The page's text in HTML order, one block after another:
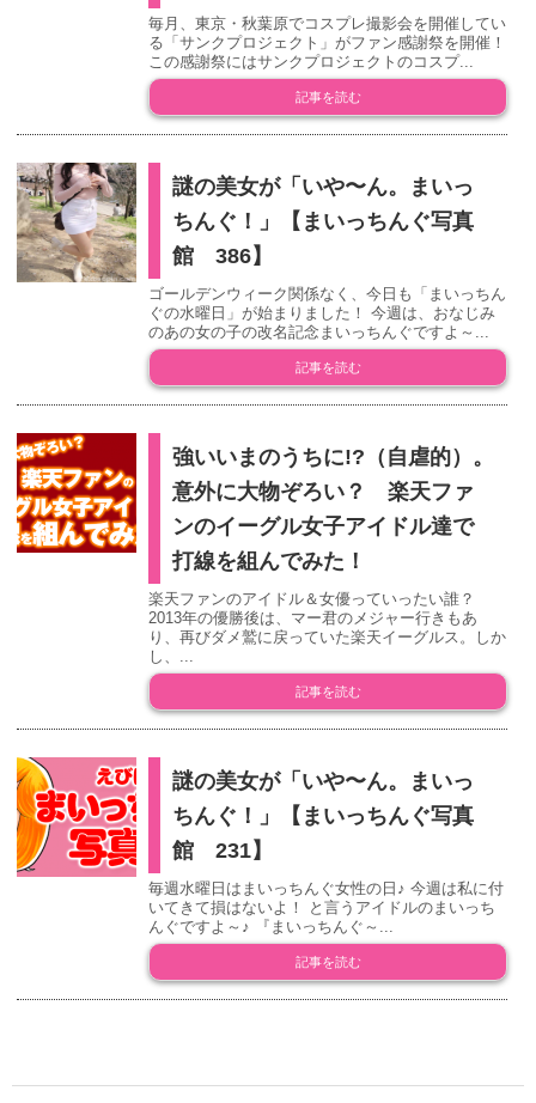
毎月、東京・秋葉原でコスプレ撮影会を開催してい
る「サンクプロジェクト」がファン感謝祭を開催！
この感謝祭にはサンクプロジェクトのコスプ...
記事を読む
謎の美女が「いや〜ん。まいっ
ちんぐ！」【まいっちんぐ写真
館 386】
ゴールデンウィーク関係なく、今日も「まいっちん
ぐの水曜日」が始まりました！ 今週は、おなじみ
のあの女の子の改名記念まいっちんぐですよ～...
記事を読む
強いいまのうちに!?（自虐的）。
意外に大物ぞろい？ 楽天ファ
ンのイーグル女子アイドル達で
打線を組んでみた！
楽天ファンのアイドル＆女優っていったい誰？
2013年の優勝後は、マー君のメジャー行きもあ
り、再びダメ鷲に戻っていた楽天イーグルス。しか
し、...
記事を読む
謎の美女が「いや〜ん。まいっ
ちんぐ！」【まいっちんぐ写真
館 231】
毎週水曜日はまいっちんぐ女性の日♪ 今週は私に付
いてきて損はないよ！ と言うアイドルのまいっち
んぐですよ～♪ 『まいっちんぐ～...
記事を読む